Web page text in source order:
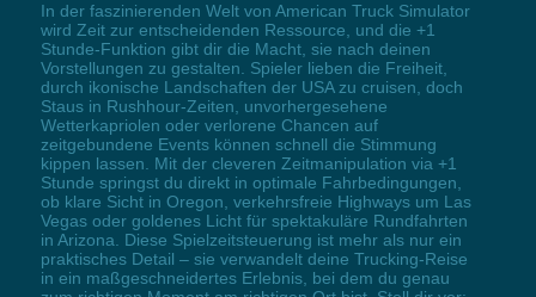
In der faszinierenden Welt von American Truck Simulator
wird Zeit zur entscheidenden Ressource, und die +1
Stunde-Funktion gibt dir die Macht, sie nach deinen
Vorstellungen zu gestalten. Spieler lieben die Freiheit,
durch ikonische Landschaften der USA zu cruisen, doch
Staus in Rushhour-Zeiten, unvorhergesehene
Wetterkapriolen oder verlorene Chancen auf
zeitgebundene Events können schnell die Stimmung
kippen lassen. Mit der cleveren Zeitmanipulation via +1
Stunde springst du direkt in optimale Fahrbedingungen,
ob klare Sicht in Oregon, verkehrsfreie Highways um Las
Vegas oder goldenes Licht für spektakuläre Rundfahrten
in Arizona. Diese Spielzeitsteuerung ist mehr als nur ein
praktisches Detail – sie verwandelt deine Trucking-Reise
in ein maßgeschneidertes Erlebnis, bei dem du genau